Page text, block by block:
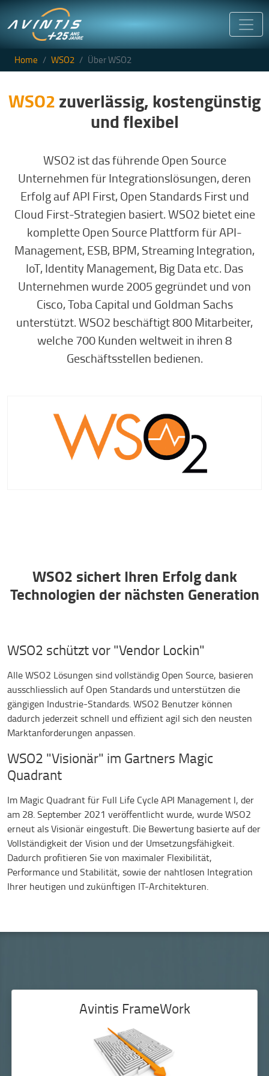
Direkt zum Inhalt
Home WSO2 Über WSO2
WSO2zuverlässig, kostengünstig
und flexibel
WSO2 ist das führende Open Source
Unternehmen für Integrationslösungen, deren
Erfolg auf API First, Open Standards First und
Cloud First-Strategien basiert. WSO2 bietet eine
komplette Open Source Plattform für API-
Management, ESB, BPM, Streaming Integration,
IoT, Identity Management, Big Data etc. Das
Unternehmen wurde 2005 gegründet und von
Cisco, Toba Capital und Goldman Sachs
unterstützt. WSO2 beschäftigt 800 Mitarbeiter,
welche 700 Kunden weltweit in ihren 8
Geschäftsstellen bedienen.
WSO2 sichert Ihren Erfolg dank
Technologien der nächsten Generation
WSO2 schützt vor "Vendor Lockin"
Alle WSO2 Lösungen sind vollständig Open Source, basieren
ausschliesslich auf Open Standards und unterstützen die
gängigen Industrie-Standards. WSO2 Benutzer können
dadurch jederzeit schnell und effizient agil sich den neusten
Marktanforderungen anpassen.
WSO2 "Visionär" im Gartners Magic
Quadrant
Im Magic Quadrant für Full Life Cycle API Management l, der
am 28. September 2021 veröffentlicht wurde, wurde WSO2
erneut als Visionär eingestuft. Die Bewertung basierte auf der
Vollständigkeit der Vision und der Umsetzungsfähigkeit.
Dadurch profitieren Sie von maximaler Flexibilität,
Performance und Stabilität, sowie der nahtlosen Integration
Ihrer heutigen und zukünftigen IT-Architekturen.
Avintis FrameWork